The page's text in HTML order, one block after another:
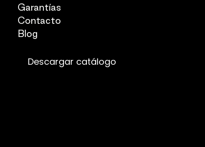
Garantías
Con​tacto
Blog​​
Descargar catálogo